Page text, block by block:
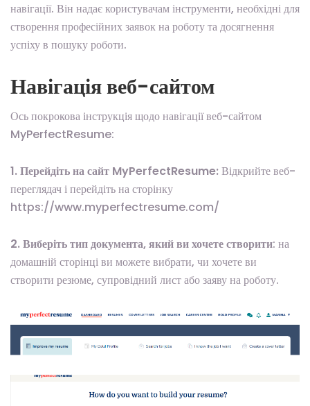
навігації. Він надає користувачам інструменти, необхідні для
створення професійних заявок на роботу та досягнення
успіху в пошуку роботи.
Навігація веб-сайтом
Ось покрокова інструкція щодо навігації веб-сайтом
MyPerfectResume:
1. Перейдіть на сайт MyPerfectResume:Відкрийте веб-
переглядач і перейдіть на сторінку
https://www.myperfectresume.com/
2. Виберіть тип документа, який ви хочете створити: на
домашній сторінці ви можете вибрати, чи хочете ви
створити резюме, супровідний лист або заяву на роботу.